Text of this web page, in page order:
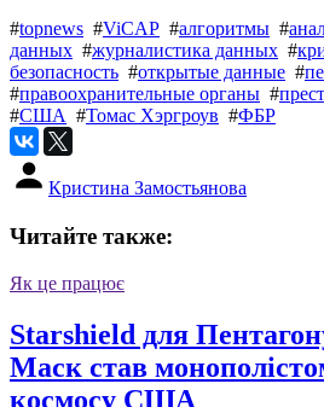
#topnews #ViCAP #алгоритмы #
данных #журналистика данных #
безопасность #открытые данные #
#правоохранительные органы #
#США #Томас Хэргроув #ФБР
Кристина Замостьянова
Читайте также:
Як це працює
Starshield для
Маск став
космосу США